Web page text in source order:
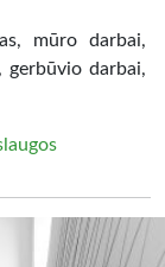
mūro darbai,
gerbūvio darbai,